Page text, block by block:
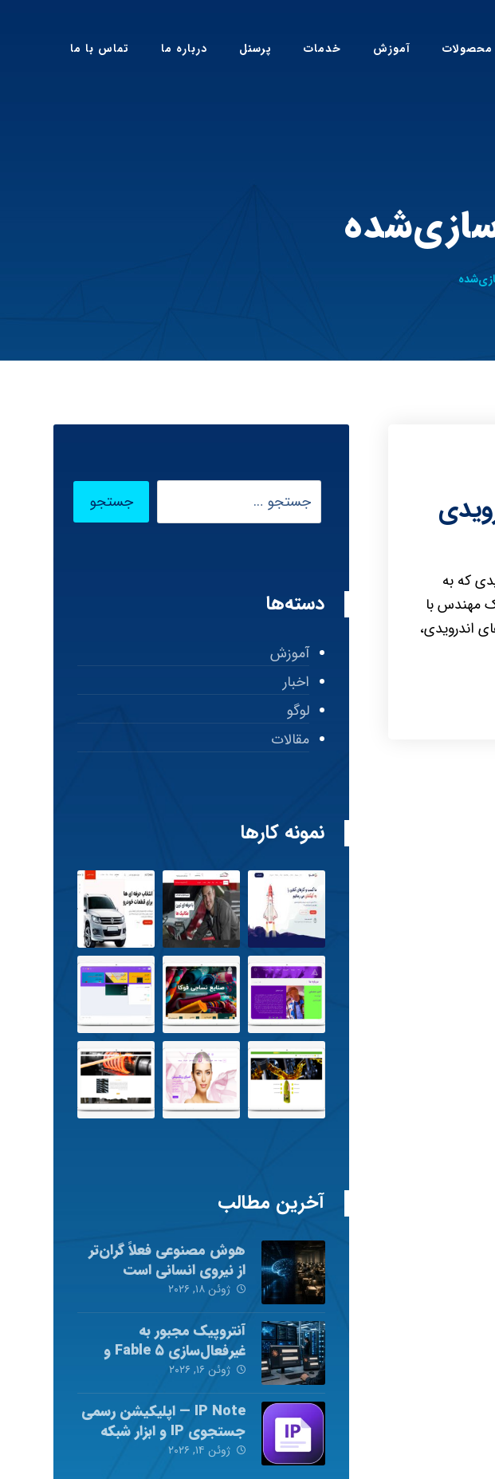
محصولات آموزش خدمات پرسنل درباره ما تماس با ما
که به
مهندس با
اندرویدی،
دسته‌ها
آموزش
اخبار
لوگو
مقالات
نمونه کارها
آخرین مطالب
هوش مصنوعی فعلاً گران‌تر
از نیروی انسانی است
ژوئن ۱۸, ۲۰۲۶
آنتروپیک مجبور به
غیرفعال‌سازی Fable ۵ و
Mythos ۵ شد
ژوئن ۱۶, ۲۰۲۶
IP Note — اپلیکیشن رسمی
جستجوی IP و ابزار شبکه
ژوئن ۱۴, ۲۰۲۶